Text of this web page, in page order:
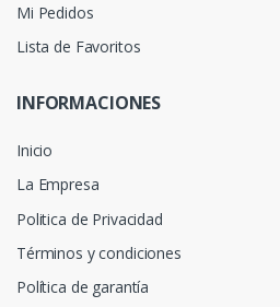
Mi Pedidos
Lista de Favoritos
INFORMACIONES
Inicio
La Empresa
Politica de Privacidad
Términos y condiciones
Política de garantía